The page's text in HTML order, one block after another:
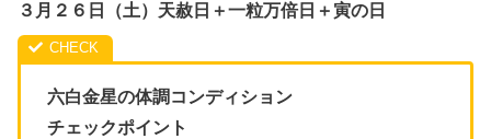
３月２６日（土）天赦日＋一粒万倍日＋寅の日
六白金星の体調コンディション
チェックポイント